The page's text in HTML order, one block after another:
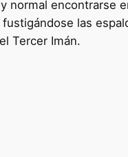
normal encontrarse
las
Tercer Imán.